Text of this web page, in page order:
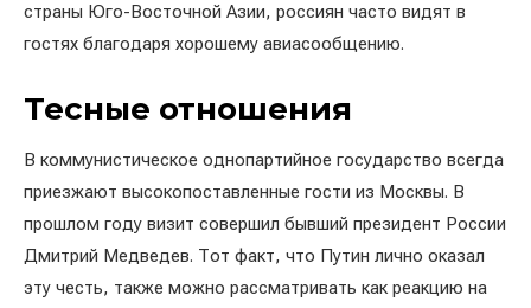
страны Юго-Восточной Азии, россиян часто видят в
гостях благодаря хорошему авиасообщению.
Тесные отношения
В коммунистическое однопартийное государство всегда
приезжают высокопоставленные гости из Москвы. В
прошлом году визит совершил бывший президент России
Дмитрий Медведев. Тот факт, что Путин лично оказал
эту честь, также можно рассматривать как реакцию на